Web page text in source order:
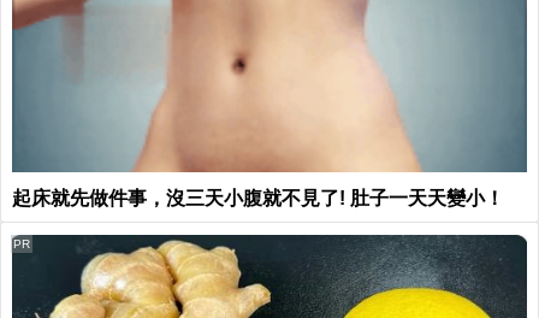
起床就先做件事，沒三天小腹就不見了! 肚子一天天變小！
PR